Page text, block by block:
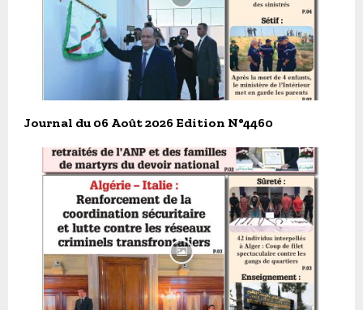
Journal du 06 Août 2026 Edition N°4460